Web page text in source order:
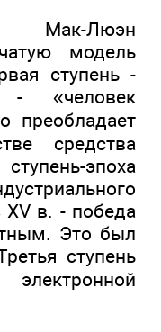
Мак-Люэн
модель
ступень -
- «человек
преобладает
средства
эпоха
в. - победа
Это был
ступень